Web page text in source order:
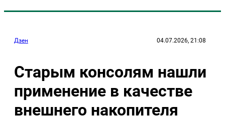
Дзен 04.07.2026, 21:08
Старым консолям нашли
применение в качестве
внешнего накопителя